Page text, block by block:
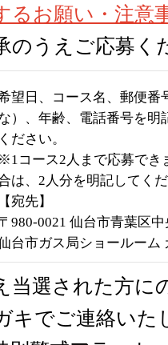
るお願い・注意
のうえご応募く
望日、コース名、郵便番
）、年齢、電話番号を明
ください。
※1コース2人まで応募でき
は、2人分を明記してく
【宛先】
980-0021 仙台市青葉区
台市ガス局ショールーム
当選された方に
キでご連絡いた